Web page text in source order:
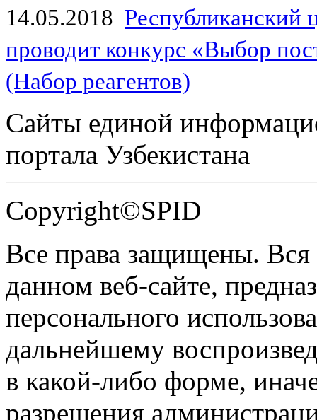
14.05.2018
проводит конкурс «Выбор
(Набор реагентов)
Сайты единой
портала Узбекистана
Copyright©SPID
Все права защищены.
данном веб-сайте,
персонального
дальнейшему
в какой-либо форме,
разрешения